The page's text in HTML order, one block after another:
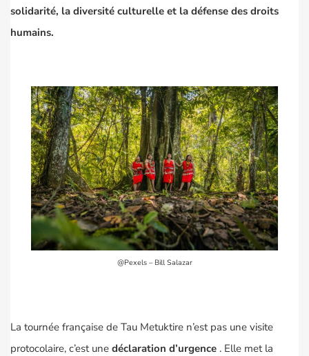
solidarité, la diversité culturelle et la défense des droits
humains.
@Pexels – Bill Salazar
La tournée française de Tau Metuktire n’est pas une visite
protocolaire, c’est une déclaration d’urgence . Elle met la